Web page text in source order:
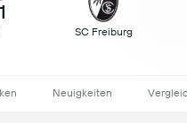
1
SC Freiburg
Neuigkeiten